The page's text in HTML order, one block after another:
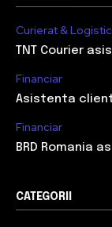
Curierat &
TNT Courier
Financiar
Asistenta
Financiar
BRD Romania
CATEGORII